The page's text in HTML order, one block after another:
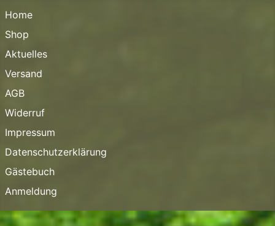
Home
Shop
Aktuelles
Versand
AGB
Widerruf
Impressum
Datenschutzerklärung
Gästebuch
Anmeldung